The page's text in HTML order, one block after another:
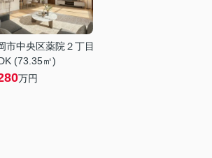
市中央区薬院２丁目
(73.35㎡)
万円